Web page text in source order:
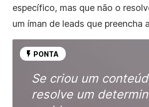
específico, mas que não o
um íman de leads que preencha
PONTA
Se criou um
resolve um